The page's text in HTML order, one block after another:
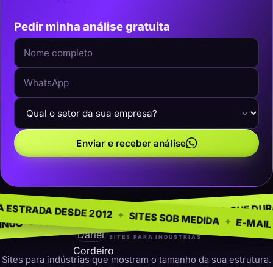
Pedir minha análise gratuita
Enviar e receber análise
INDÚSTRIAS ✦ PRESENÇA QUE DURA SEM
✦ NA ESTRADA DESDE 2012 ✦ SITES SOB
darleicordeiro
SITES PARA INDÚSTRIAS
Sites para indústrias que mostram o tamanho da sua estrutura.